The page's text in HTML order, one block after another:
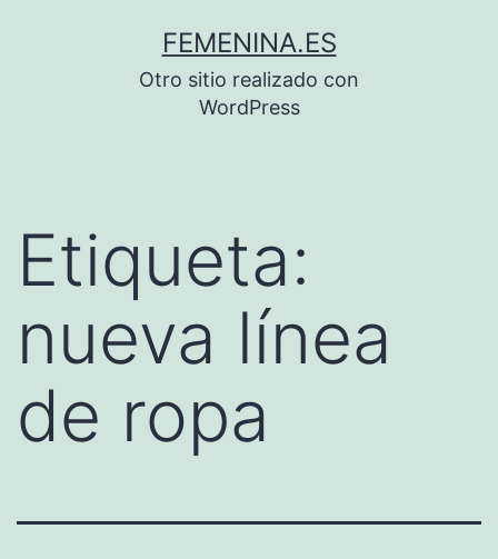
FEMENINA.ES
Otro sitio realizado con
WordPress
Etiqueta:
nueva línea
de ropa